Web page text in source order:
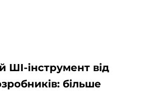
ШІ-інструмент від
більше